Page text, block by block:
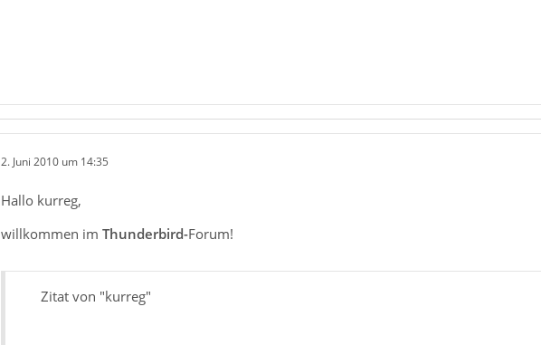
2. Juni 2010 um 14:35
Hallo kurreg,
willkommen im Thunderbird-Forum!
Zitat von "kurreg"